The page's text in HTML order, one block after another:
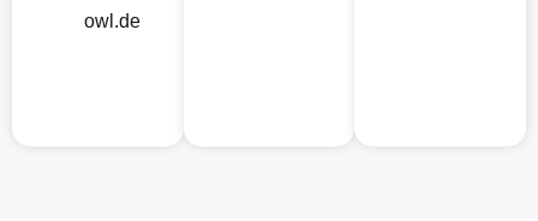
owl.de